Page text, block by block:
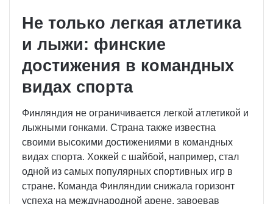
Не только легкая атлетика
и лыжи: финские
достижения в командных
видах спорта
Финляндия не ограничивается легкой атлетикой и
лыжными гонками. Страна также известна
своими высокими достижениями в командных
видах спорта. Хоккей с шайбой, например, стал
одной из самых популярных спортивных игр в
стране. Команда Финляндии снижала горизонт
успеха на международной арене, завоевав